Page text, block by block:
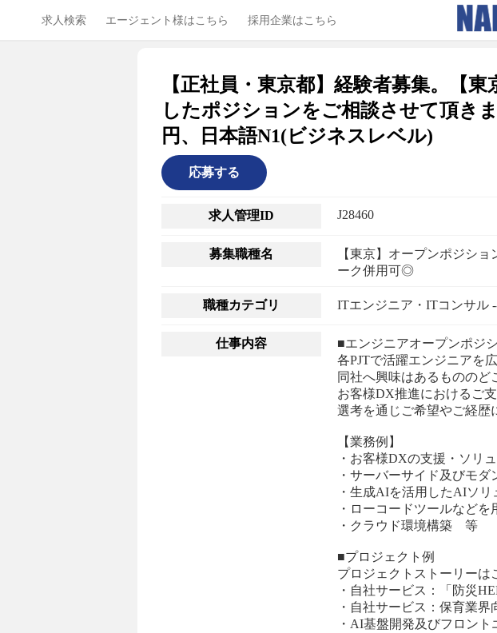
求人検索 エージェント様はこちら 採用企業はこちら
【正社員・東京都】経験者募集。
したポジションをご相談させて頂き
円、日本語N1(ビジネスレベル)
応募する
求人管理ID J28460
募集職種名
【東京】オープンポジシ
ーク併用可◎
職種カテゴリ ITエンジニア・ITコンサル
仕事内容
■エンジニアオープンポジ
各PJTで活躍エンジニアを
同社へ興味はあるもののど
お客様DX推進におけるご
選考を通じご希望やご経歴
【業務例】
・お客様DXの支援・ソリ
・サーバーサイド及びモ
・生成AIを活用したAIソリ
・ローコードツールなど
・クラウド環境構築 等
■プロジェクト例
プロジェクトストーリーは
・自社サービス：「防災
・自社サービス：保育業
・AI基盤開発及びフロント